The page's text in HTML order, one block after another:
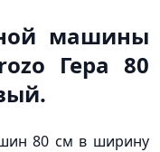
машины
Гера 80
80 см в ширину